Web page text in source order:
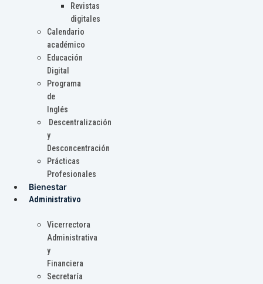
Revistas
digitales
Calendario
académico
Educación
Digital
Programa
de
Inglés
Descentralización
y
Desconcentración
Prácticas
Profesionales
Bienestar
Administrativo
Vicerrectora
Administrativa
y
Financiera
Secretaría